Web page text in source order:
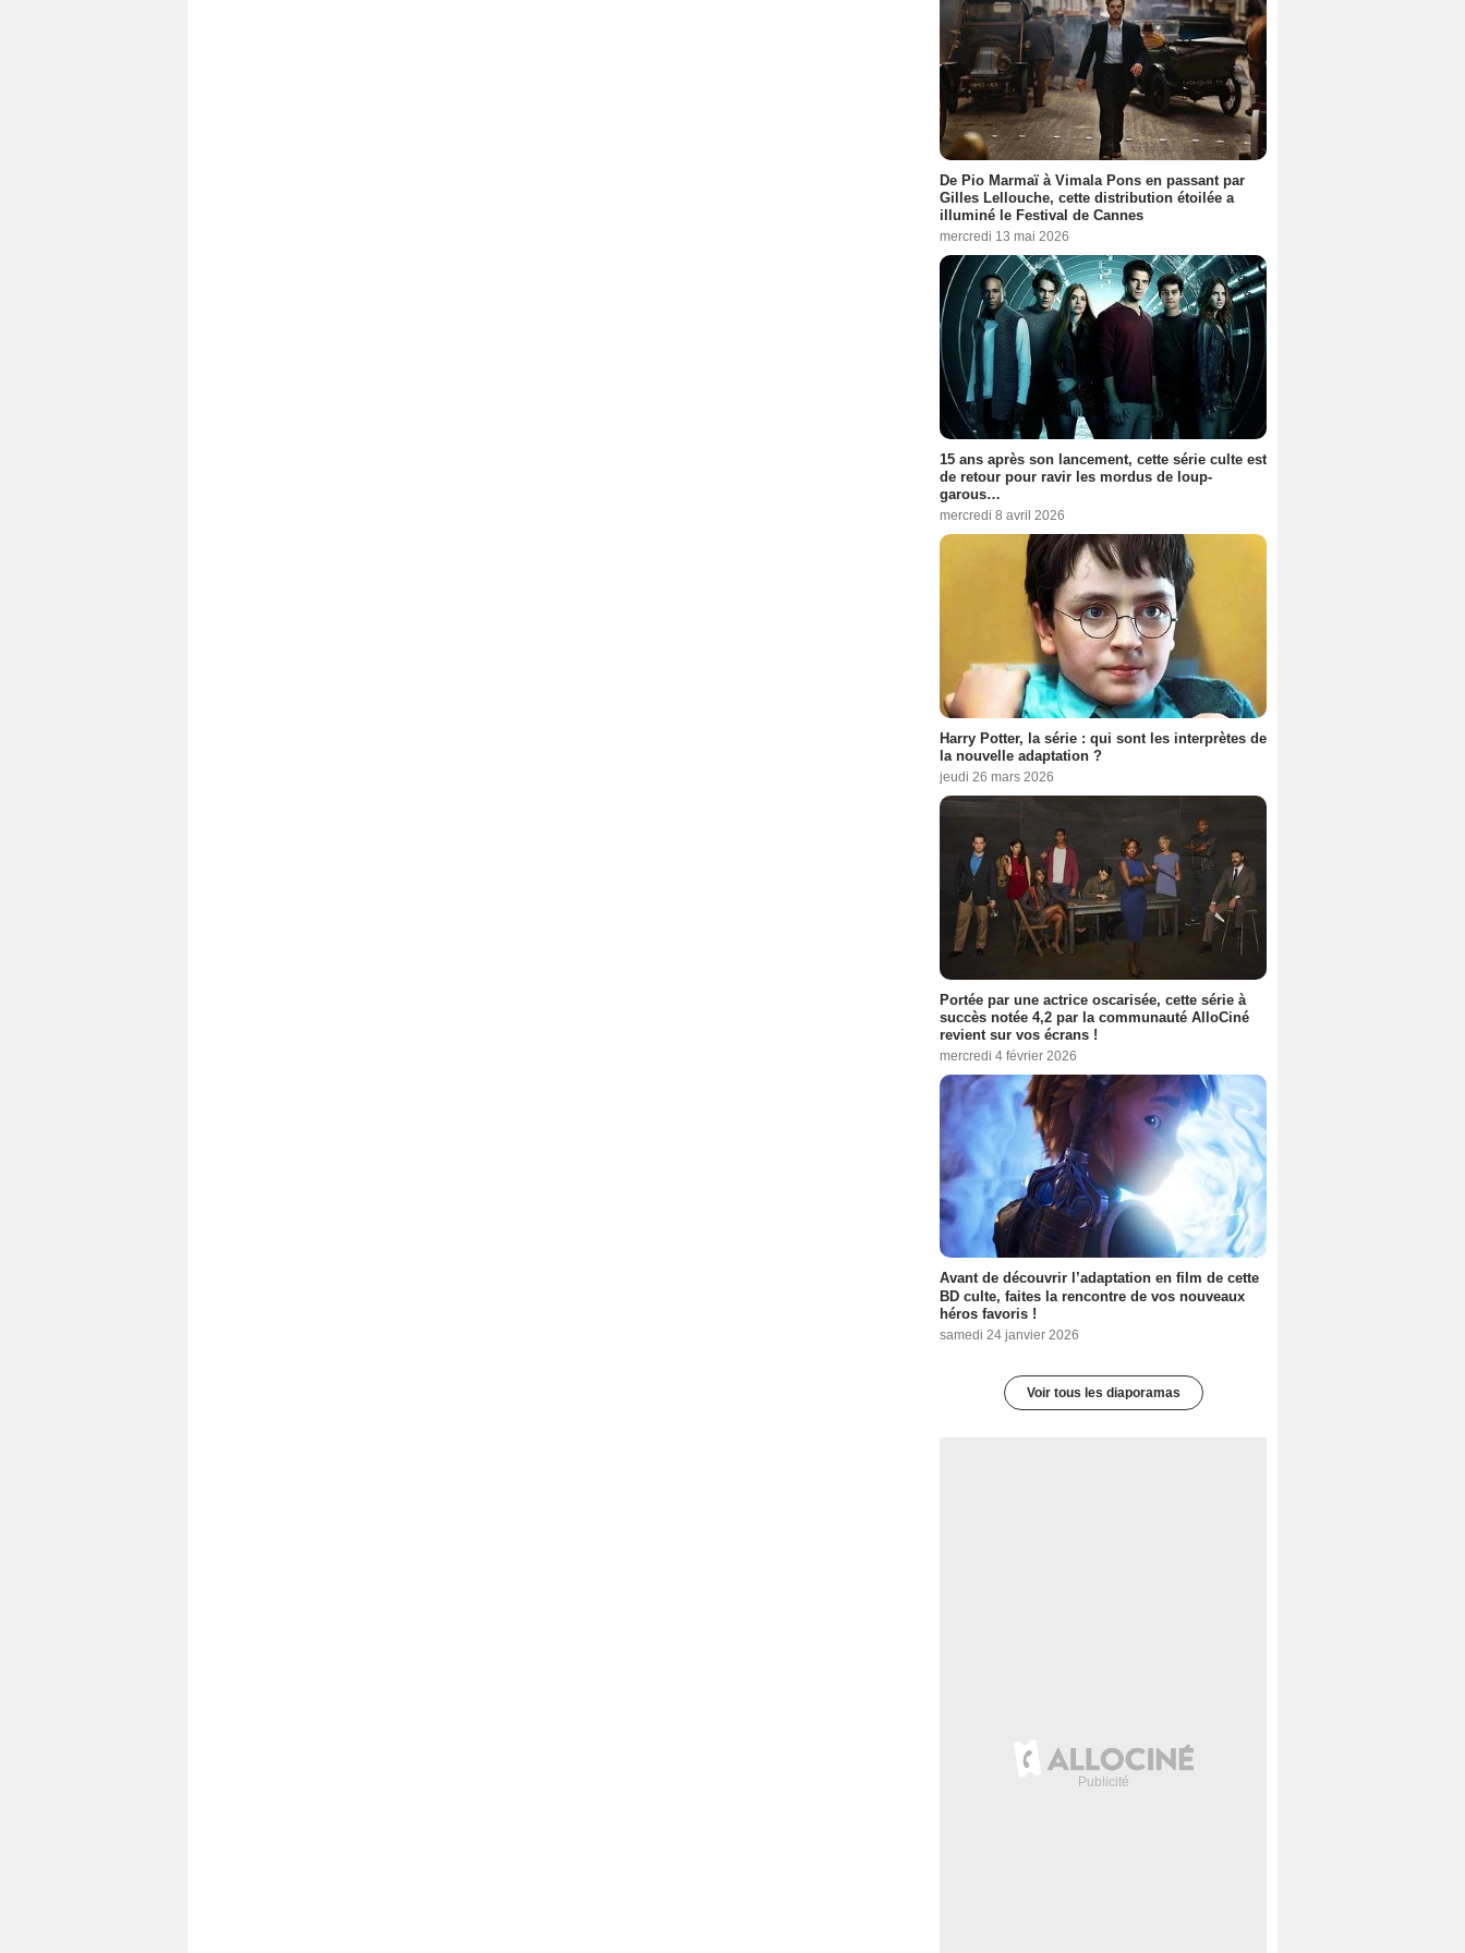
De Pio Marmaï à Vimala Pons en passant par
Gilles Lellouche, cette distribution étoilée a
illuminé le Festival de Cannes
mercredi 13 mai 2026
15 ans après son lancement, cette série culte est
de retour pour ravir les mordus de loup-
garous…
mercredi 8 avril 2026
Harry Potter, la série : qui sont les interprètes de
la nouvelle adaptation ?
jeudi 26 mars 2026
Portée par une actrice oscarisée, cette série à
succès notée 4,2 par la communauté AlloCiné
revient sur vos écrans !
mercredi 4 février 2026
Avant de découvrir l’adaptation en film de cette
BD culte, faites la rencontre de vos nouveaux
héros favoris !
samedi 24 janvier 2026
Voir tous les diaporamas